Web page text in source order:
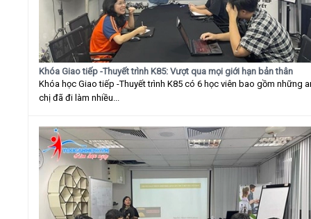
Khóa Giao tiếp -Thuyết trình K85: Vượt qua mọi giới hạn bản thân
Khóa học Giao tiếp -Thuyết trình K85 có 6 học viên bao gồm những
chị đã đi làm nhiều...